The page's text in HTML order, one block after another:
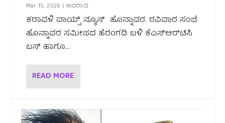
Mar 15, 2026 | ಅಪರಾಧ
ಕರಾವಳಿ ವಾಯ್ಸ್ ನ್ಯೂಸ್ ಹೊನ್ನಾವರ: ರವಿವಾರ ಸಂಜೆ
ಹೊನ್ನಾವರ ಸಮೀಪದ ಹೆರಂಗಡಿ ಬಳಿ ಕೆಎಸ್‌ಆರ್‌ಟಿಸಿ
ಬಸ್ ಹಾಗೂ...
READ MORE